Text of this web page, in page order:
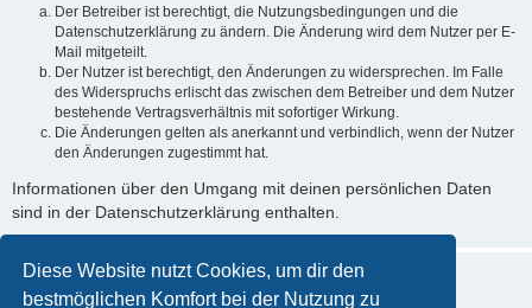
Diese Website nutzt Cookies, um dir den
bestmöglichen Komfort bei der Nutzung zu
Der Betreiber ist berechtigt, die Nutzungsbedingungen und die
Datenschutzerklärung zu ändern. Die Änderung wird dem Nutzer per E-
Mail mitgeteilt.
Der Nutzer ist berechtigt, den Änderungen zu widersprechen. Im Falle
des Widerspruchs erlischt das zwischen dem Betreiber und dem Nutzer
bestehende Vertragsverhältnis mit sofortiger Wirkung.
Die Änderungen gelten als anerkannt und verbindlich, wenn der Nutzer
den Änderungen zugestimmt hat.
Informationen über den Umgang mit deinen persönlichen Daten
sind in der Datenschutzerklärung enthalten.